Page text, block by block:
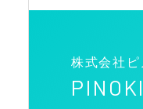
株式会社